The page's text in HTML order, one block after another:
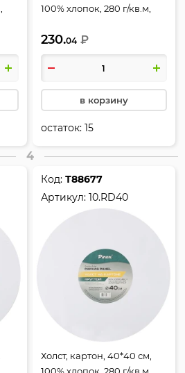
100% хлопок, 280 г/кв.м,
10.RD30
230.04 ₽
в корзину
остаток:15
4
Код:Т88677
Артикул:10.RD40
Холст, картон, 40*40 см,